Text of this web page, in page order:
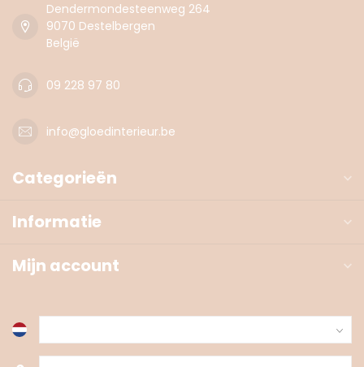
Dendermondesteenweg 264
9070 Destelbergen
België
09 228 97 80
info@gloedinterieur.be
Categorieën
Informatie
Mijn account